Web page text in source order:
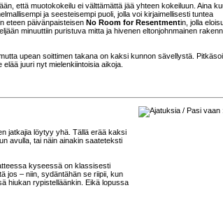
että muotokokeilu ei välttämättä jää yhteen kokeiluun. Aina
ja seesteisempi puoli, jolla voi kirjaimellisesti tuntea
eteen päivänpaisteisen No Room for Resentmentin, jolla
minuuttiin puristuva mitta ja hivenen eltonjohnmainen
upean soittimen takana on kaksi kunnon sävellystä.
juuri nyt mielenkiintoisia aikoja.
jatkajia löytyy yhä. Tällä erää kaksi
avulla, tai näin ainakin saateteksti
kyseessä on klassisesti
jos – niin, sydäntähän se riipii, kun
hiukan rypistelläänkin. Eikä lopussa